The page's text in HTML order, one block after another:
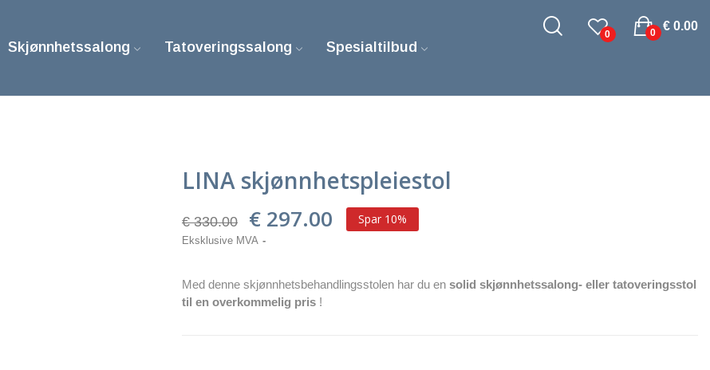
Skjønnhetssalong Tatoveringssalong Spesialtilbud
0
€ 0.00
0
LINA skjønnhetspleiestol
€ 330.00 € 297.00 Spar 10%
Eksklusive MVA
Med denne skjønnhetsbehandlingsstolen har du en solid skjønnhetssalong- eller tatoveringsstol
til en overkommelig pris !